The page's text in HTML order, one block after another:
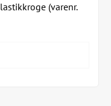
(varenr.
patienter.